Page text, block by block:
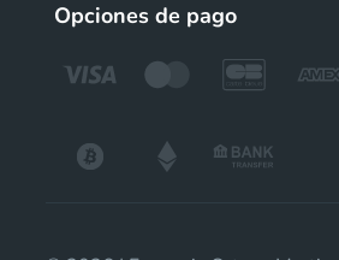
Opciones de pago